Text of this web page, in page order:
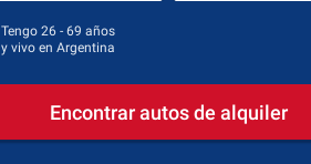
Tengo 26 - 69 años
y vivo en Argentina
Encontrar autos de alquiler